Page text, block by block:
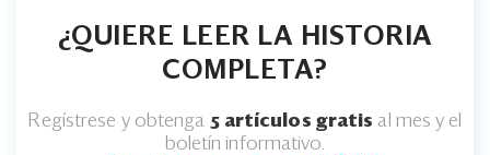
Ranking CEO
¿QUIERE LEER LA HISTORIA
COMPLETA?
Regístrese y obtenga 5 artículos gratis al mes y el
boletín informativo.